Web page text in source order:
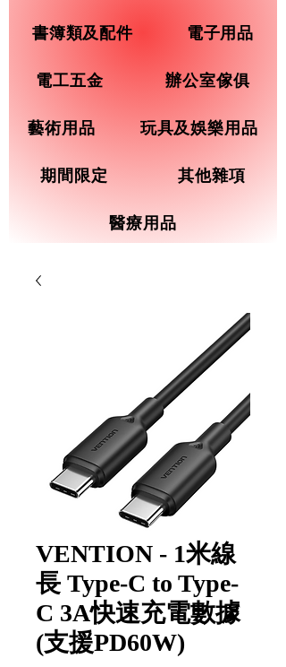
書簿類及配件 電子用品
電工五金 辦公室傢俱
藝術用品 玩具及娛樂用品
期間限定 其他雜項
醫療用品
VENTION - 1米線
長 Type-C to Type-
C 3A快速充電數據
(支援PD60W)